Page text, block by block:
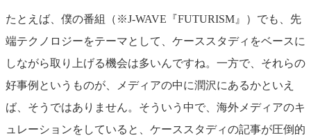
たとえば、僕の番組（※J-WAVE『FUTURISM』）でも、先
端テクノロジーをテーマとして、ケーススタディをベースに
しながら取り上げる機会は多いんですね。一方で、それらの
好事例というものが、メディアの中に潤沢にあるかといえ
ば、そうではありません。そういう中で、海外メディアのキ
ュレーションをしていると、ケーススタディの記事が圧倒的